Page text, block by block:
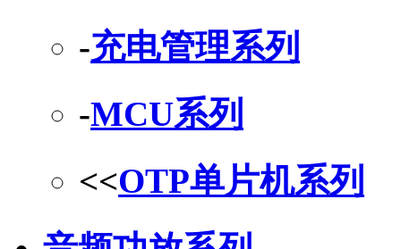
-充电管理系列
-MCU系列
<<OTP单片机系列